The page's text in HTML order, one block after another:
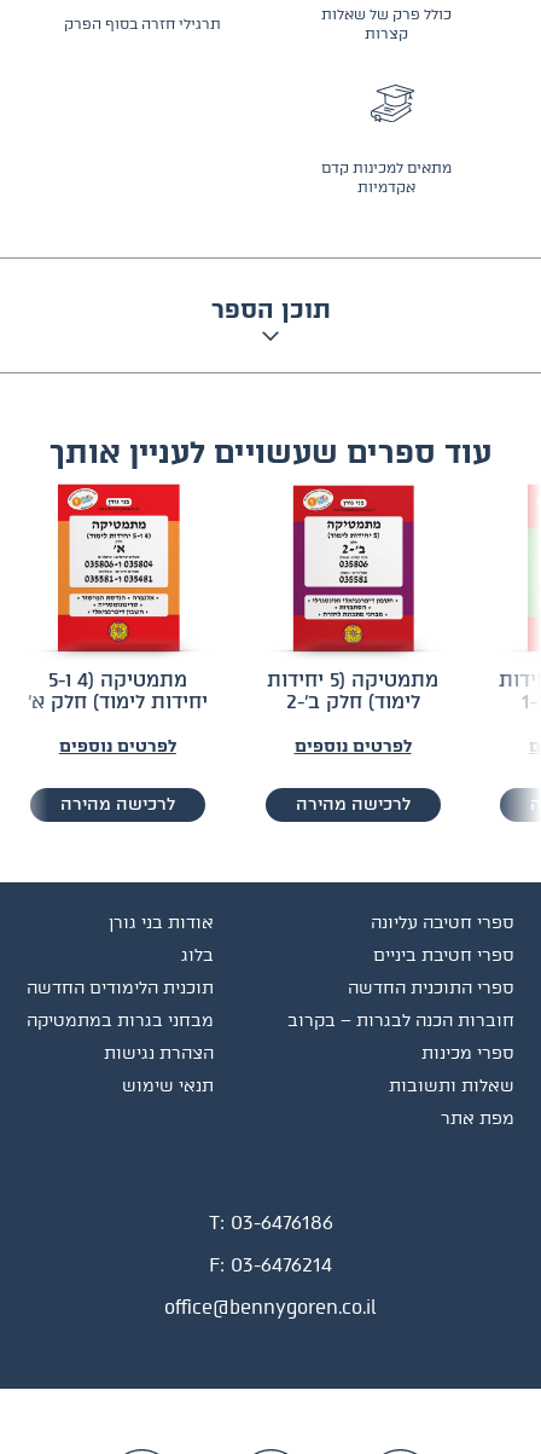
כולל פרק של שאלות
קצרות
תרגילי חזרה בסוף הפרק
מתאים למכינות קדם
אקדמיות
תוכן הספר
עוד ספרים שעשויים לעניין אותך
(5 יחידות
מתמטיקה (5 יחידות
לימוד) חלק ב'-2
לפרטים נוספים
לרכישה מהירה
מתמטיקה (4 ו-5
יחידות לימוד) חלק א'
לפרטים נוספים
לרכישה מהירה
T: 03-6476186
F: 03-6476214
office@bennygoren.co.il
ספרי חטיבה עליונה
ספרי חטיבת ביניים
ספרי התוכנית החדשה
חוברות הכנה לבגרות – בקרוב
ספרי מכינות
שאלות ותשובות
מפת אתר
אודות בני גורן
בלוג
תוכנית הלימודים החדשה
מבחני בגרות במתמטיקה
הצהרת נגישות
תנאי שימוש